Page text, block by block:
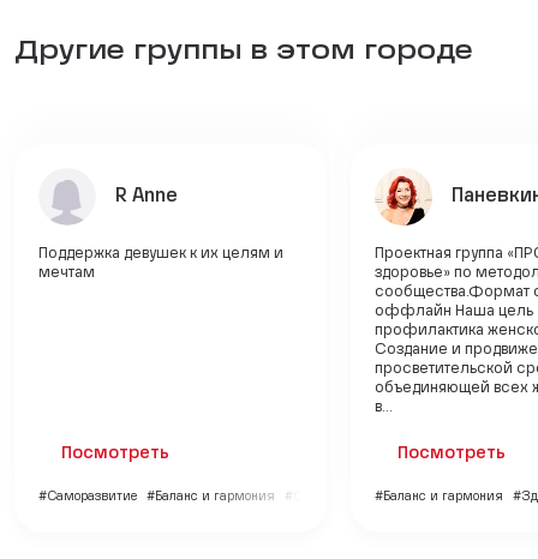
Другие группы в этом городе
R Anne
Поддержка девушек к их целям и
мечтам
Посмотреть
#Саморазвитие #Баланс и гармония #Семья и дети
Проектная группа
здоровье» по
сообщества.Формат
оффлайн Наша цель
профилактика
Создание и
просветительской
объединяющей всех
в...
Посмотреть
#Баланс и гармония